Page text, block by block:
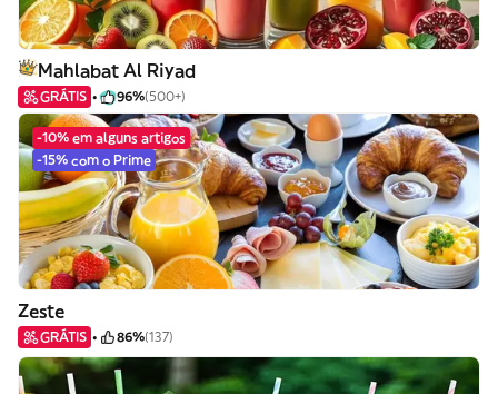
Mahlabat Al Riyad
GRÁTIS 96%(500+)
-10% em alguns artigos
-15% com o Prime
Zeste
GRÁTIS 86%(137)